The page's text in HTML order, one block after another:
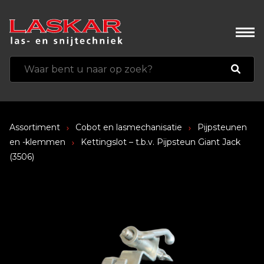
Assortiment Cobot en lasmechanisatie
Pijpsteunen
en -klemmen
Kettingslot – t.b.v. Pijpsteun Giant Jack
(3506)